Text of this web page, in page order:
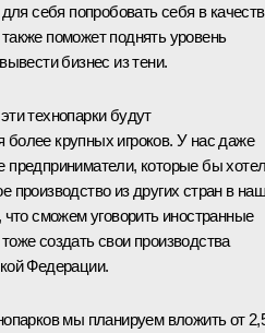
для себя попробовать себя в
поможет поднять уровень
бизнес из тени.
технопарки будут
крупных игроков. У нас даже
предприниматели, которые бы
производство из других стран в
сможем уговорить иностранные
создать свои производства
Федерации.
мы планируем вложить от